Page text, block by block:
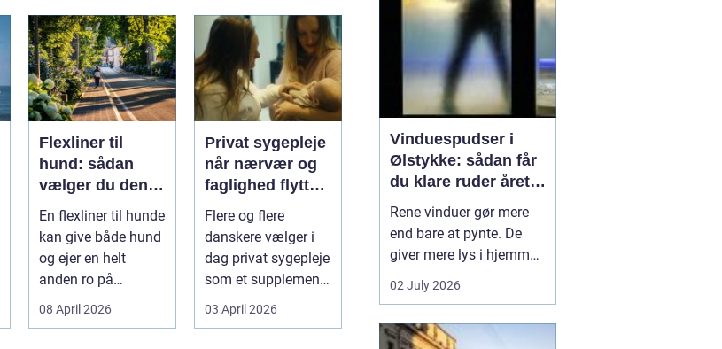
pæn og pra...
Flexliner til
hund: sådan
vælger du den
rigtige
En flexliner til hunde
kan give både hund
og ejer en helt
anden ro på
gåturen. Hun...
08 April 2026
Privat sygepleje
når nærvær og
faglighed flytter
hjem i stuen
Flere og flere
danskere vælger i
dag privat sygepleje
som et supplement
eller alternativ til det
off...
03 April 2026
Vinduespudser i
Ølstykke: sådan får
du klare ruder året
rundt
Rene vinduer gør mere
end bare at pynte. De
giver mere lys i hjemmet,
bedre udsigt og et
pænere indtryk, når
træder ind. Mange i
02 July 2026